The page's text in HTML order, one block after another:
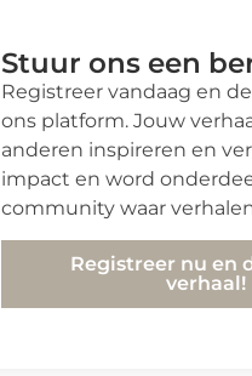
Stuur ons een
Registreer vandaag en
ons platform. Jouw
anderen inspireren en
impact en word
community waar
Registreer nu en
verhaal!